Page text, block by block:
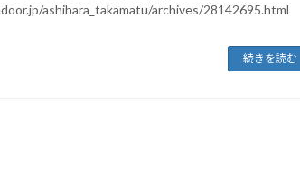
ashihara_takamatu/archives/28142695.html
続きを読む